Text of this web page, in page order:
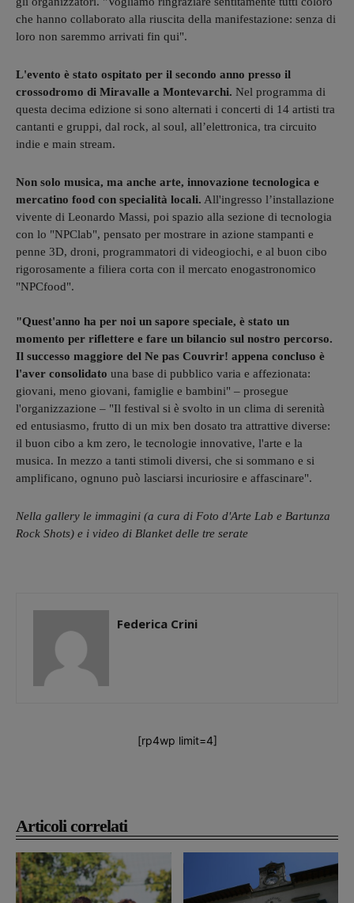
Articoli correlati
che hanno collaborato alla riuscita della manifestazione: senza di
loro non saremmo arrivati fin qui".
L'evento è stato ospitato per il secondo anno presso il
crossodromo di Miravalle a Montevarchi. Nel programma di
questa decima edizione si sono alternati i concerti di 14 artisti tra
cantanti e gruppi, dal rock, al soul, all’elettronica, tra circuito
indie e main stream.
Non solo musica, ma anche arte, innovazione tecnologica e
mercatino food con specialità locali. All'ingresso l’installazione
vivente di Leonardo Massi, poi spazio alla sezione di tecnologia
con lo "NPClab", pensato per mostrare in azione stampanti e
penne 3D, droni, programmatori di videogiochi, e al buon cibo
rigorosamente a filiera corta con il mercato enogastronomico
"NPCfood".
"Quest'anno ha per noi un sapore speciale, è stato un
momento per riflettere e fare un bilancio sul nostro percorso.
Il successo maggiore del Ne pas Couvrir! appena concluso è
l'aver consolidato una base di pubblico varia e affezionata:
giovani, meno giovani, famiglie e bambini" – prosegue
l'organizzazione – "Il festival si è svolto in un clima di serenità
ed entusiasmo, frutto di un mix ben dosato tra attrattive diverse:
il buon cibo a km zero, le tecnologie innovative, l'arte e la
musica. In mezzo a tanti stimoli diversi, che si sommano e si
amplificano, ognuno può lasciarsi incuriosire e affascinare".
Nella gallery le immagini (a cura di Foto d'Arte Lab e Bartunza
Rock Shots) e i video di Blanket delle tre serate
Federica Crini
[rp4wp limit=4]